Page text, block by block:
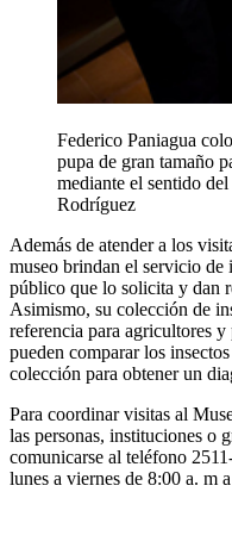
Federico Paniagua
pupa de gran tamaño
mediante el sentido del
Rodríguez
Además de atender a los
museo brindan el servicio de
público que lo solicita y dan
Asimismo, su colección de
referencia para agricultores
pueden comparar los
colección para obtener un
Para coordinar visitas al
las personas, instituciones o
comunicarse al teléfono
lunes a viernes de 8:00 a. m